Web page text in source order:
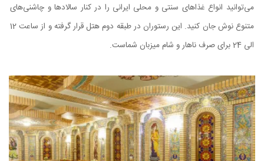
می‌توانید انواع غذاهای سنتی و محلی ایرانی را در کنار سالادها و چاشنی‌های
متنوع نوش جان کنید. این رستوران در طبقه دوم هتل قرار گرفته و از ساعت 12
الی 24 برای صرف ناهار و شام میزبان شماست.